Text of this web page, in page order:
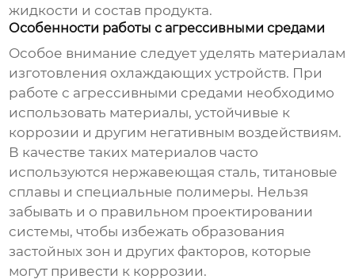
жидкости и состав продукта.
Особенности работы с агрессивными средами
Особое внимание следует уделять материалам
изготовления охлаждающих устройств. При
работе с агрессивными средами необходимо
использовать материалы, устойчивые к
коррозии и другим негативным воздействиям.
В качестве таких материалов часто
используются нержавеющая сталь, титановые
сплавы и специальные полимеры. Нельзя
забывать и о правильном проектировании
системы, чтобы избежать образования
застойных зон и других факторов, которые
могут привести к коррозии.